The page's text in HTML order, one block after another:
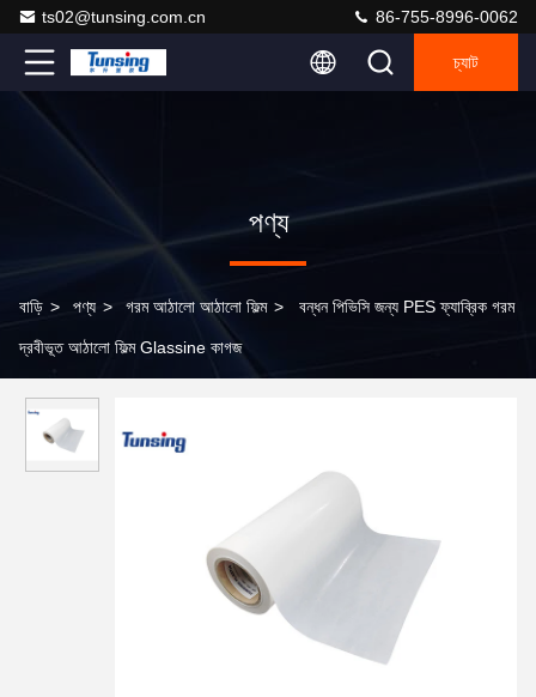
ts02@tunsing.com.cn 86-755-8996-0062
চ্যাট
পণ্য
বাড়ি > পণ্য > গরম আঠালো আঠালো ফিল্ম > বন্ধন পিভিসি জন্য PES ফ্যাব্রিক গরম
দ্রবীভূত আঠালো ফিল্ম Glassine কাগজ